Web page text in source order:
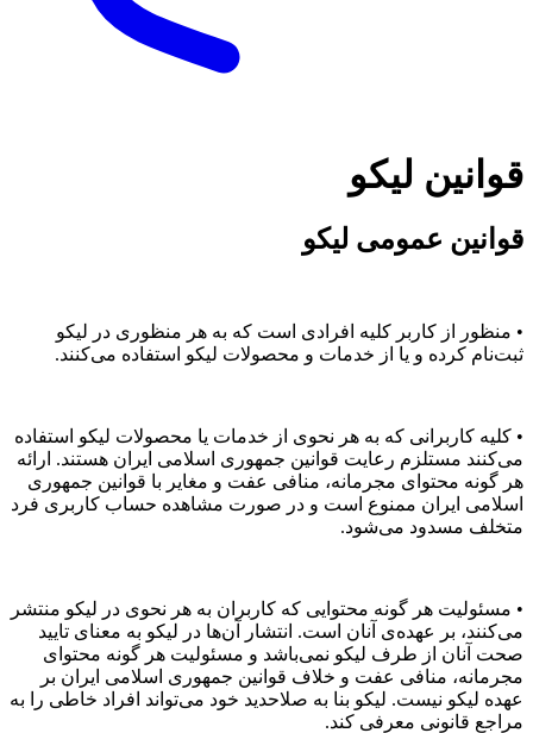
قوانین لیکو
قوانین عمومی لیکو
• منظور از کاربر کلیه افرادی است که به هر منظوری در لیکو
ثبت‌نام کرده و یا از خدمات و محصولات لیکو استفاده می‌کنند.
• کلیه کاربرانی که به هر نحوی از خدمات یا محصولات لیکو استفاده
می‌کنند مستلزم رعایت قوانین جمهوری اسلامی ایران هستند. ارائه
هر گونه محتوای مجرمانه، منافی عفت و مغایر با قوانین جمهوری
اسلامی ایران ممنوع است و در صورت مشاهده حساب کاربری فرد
متخلف مسدود می‌شود.
• مسئولیت هر گونه محتوایی که کاربران به هر نحوی در لیکو منتشر
می‌کنند، بر عهده‌ی آنان است. انتشار آن‌ها در لیکو به معنای تایید
صحت آنان از طرف لیکو نمی‌باشد و مسئولیت هر گونه محتوای
مجرمانه، منافی عفت و خلاف قوانین جمهوری اسلامی ایران بر
عهده لیکو نیست. لیکو بنا به صلاحدید خود می‌تواند افراد خاطی را به
مراجع قانونی معرفی کند.